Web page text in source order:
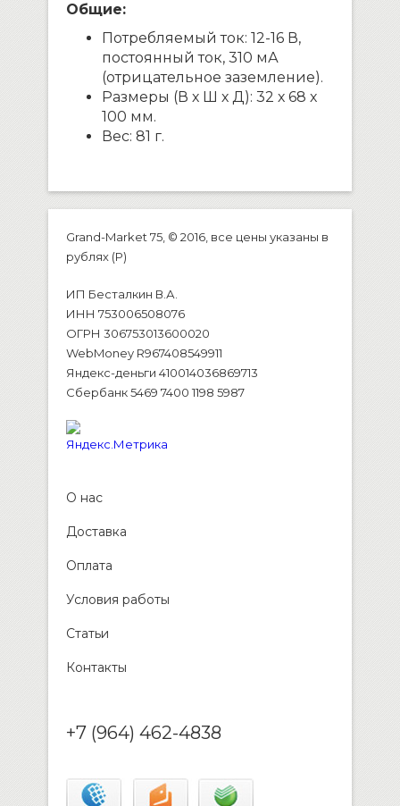
Общие:
Потребляемый ток: 12-16 В,
постоянный ток, 310 мА
(отрицательное заземление).
Размеры (В х Ш х Д): 32 х 68 х
100 мм.
Вес: 81 г.
Grand-Market 75, © 2016, все цены указаны в
рублях (P)
ИП Бесталкин В.А.
ИНН 753006508076
ОГРН 306753013600020
WebMoney R967408549911
Яндекс-деньги 410014036869713
Сбербанк 5469 7400 1198 5987
О нас
Доставка
Оплата
Условия работы
Статьи
Контакты
+7 (964) 462-4838